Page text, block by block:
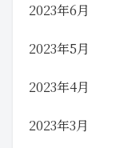
2023年6月
2023年5月
2023年4月
2023年3月